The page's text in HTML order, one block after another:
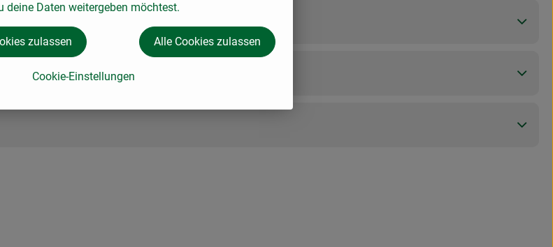
deine Daten weitergeben möchtest.
Cookie-Einstellungen
zulassen Alle Cookies zulassen